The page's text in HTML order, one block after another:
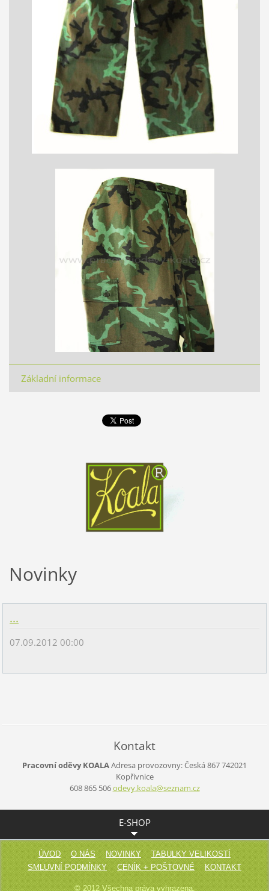
Základní informace
Novinky
...
07.09.2012 00:00
Kontakt
Pracovní oděvy KOALAAdresa provozovny:Česká 867742021
Kopřivnice
608 865 506odevy.koala@seznam.cz
E-SHOP
ÚVOD O NÁS NOVINKY
TABULKY VELIKOSTÍ
SMLUVNÍ PODMÍNKY
CENÍK + POŠTOVNÉ KONTAKT
© 2012 Všechna práva vyhrazena.